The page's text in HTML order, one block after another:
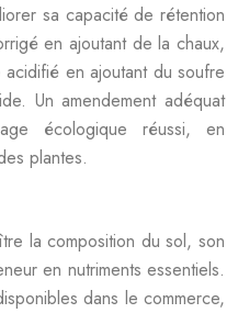
sa capacité de rétention
en ajoutant de la chaux,
acidifié en ajoutant du soufre
Un amendement adéquat
écologique réussi, en
plantes.
la composition du sol, son
en nutriments essentiels.
dans le commerce,